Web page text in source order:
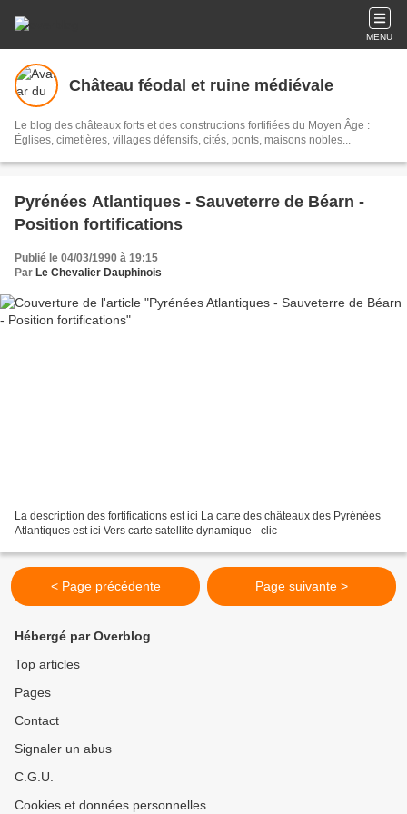
MENU
Château féodal et ruine médiévale
Le blog des châteaux forts et des constructions fortifiées du Moyen Âge :
Églises, cimetières, villages défensifs, cités, ponts, maisons nobles...
Pyrénées Atlantiques - Sauveterre de Béarn -
Position fortifications
Publié le 04/03/1990 à 19:15
Par Le Chevalier Dauphinois
La description des fortifications est ici La carte des châteaux des Pyrénées
Atlantiques est ici Vers carte satellite dynamique - clic
< Page précédente Page suivante >
Hébergé par Overblog
Top articles
Pages
Contact
Signaler un abus
C.G.U.
Cookies et données personnelles